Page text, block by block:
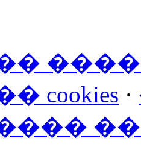
cookies ·